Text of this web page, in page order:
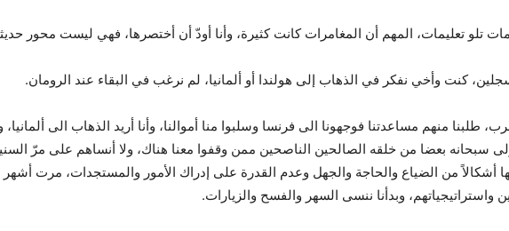
تلو تعليمات، المهم أن المغامرات كانت كثيرة، وأنا أودّ أن أختصرها، فهي ليست محور
كنت وأخي نفكر في الذهاب إلى هولندا أو ألمانيا، لم نرغب في البقاء عند الرومان.
منهم مساعدتنا فوجهونا الى فرنسا وسلبوا منا أموالنا، وأنا أريد الذهاب الى ألمانيا،
سبحانه بعضا من خلقه الصالحين الناصحين ممن وقفوا معنا هناك، ولا أنساهم على مرّ
لها أشكالاً من الضياع والحاجة والجهل وعدم القدرة على إدراك الأمور والمستجدات، مرت
واستراتيجياتهم، وبدأنا ننسى السهر والفسح والزيارات.